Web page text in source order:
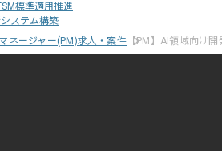
標準適用推進
システム構築
ネージャー(PM)求人・案件【PM】AI領域向け開